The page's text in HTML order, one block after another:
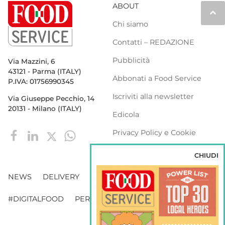
keyboard_arrow_up
Via Mazzini, 6
43121 - Parma (ITALY)
P.IVA: 01756990345
Via Giuseppe Pecchio, 14
20131 - Milano (ITALY)
ABOUT
Chi siamo
Contatti – REDAZIONE
Pubblicità
Abbonati a Food Service
Iscriviti alla newsletter
Edicola
Privacy Policy e Cookie
NEWS DELIVERY DISTRIBUZIONE
#DIGITALFOOD PERSONE WEBINAR VENDING
CHIUDI